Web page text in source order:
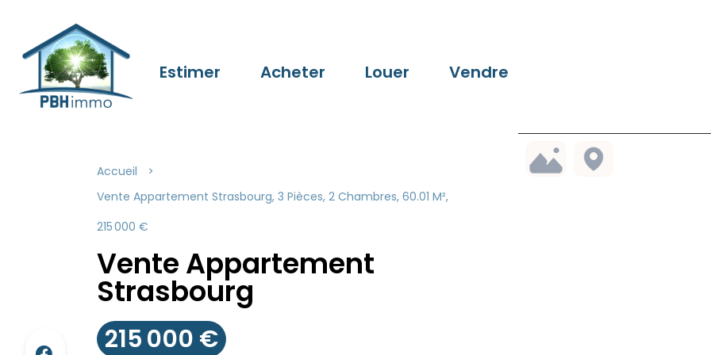
Estimer Acheter Louer Vendre
Accueil
Vente Appartement Strasbourg, 3 Pièces, 2 Chambres, 60.01 M²,
215 000 €
Vente Appartement
Strasbourg
215 000 €